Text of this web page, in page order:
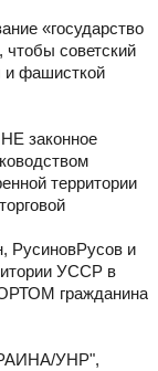
«государство
советский
и фашисткой
законное
территории
РусиновРусов и
УССР в
гражданина
УНР",